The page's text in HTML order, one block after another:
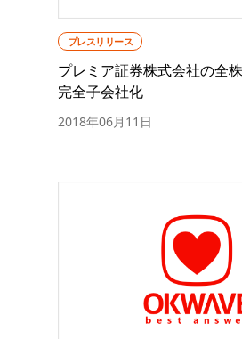
プレスリリース
プレミア証券株式会社の全
完全子会社化
2018年06月11日